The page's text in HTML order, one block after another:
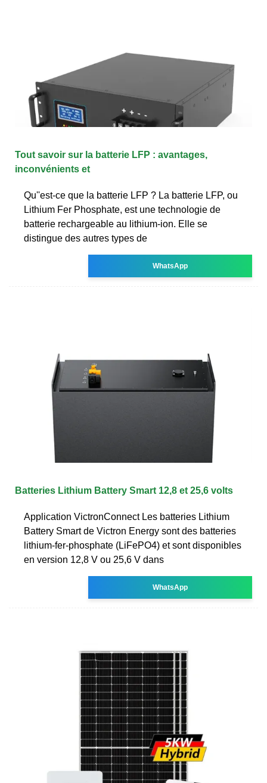
Tout savoir sur la batterie LFP : avantages,
inconvénients et
Qu''est-ce que la batterie LFP ? La batterie LFP, ou
Lithium Fer Phosphate, est une technologie de
batterie rechargeable au lithium-ion. Elle se
distingue des autres types de
WhatsApp
Batteries Lithium Battery Smart 12,8 et 25,6 volts
Application VictronConnect Les batteries Lithium
Battery Smart de Victron Energy sont des batteries
lithium-fer-phosphate (LiFePO4) et sont disponibles
en version 12,8 V ou 25,6 V dans
WhatsApp